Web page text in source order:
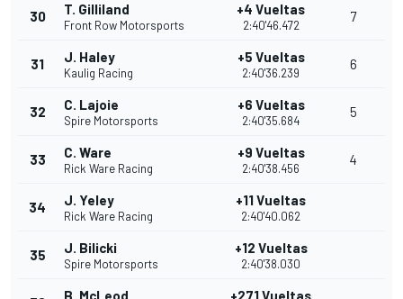
30 T. Gilliland
Front Row Motorsports
+4 Vueltas
2:40'46.472
7
31 J. Haley
Kaulig Racing
+5 Vueltas
2:40'36.239
6
32 C. Lajoie
Spire Motorsports
+6 Vueltas
2:40'35.684
5
33 C. Ware
Rick Ware Racing
+9 Vueltas
2:40'38.456
4
34 J. Yeley
Rick Ware Racing
+11 Vueltas
2:40'40.062
35 J. Bilicki
Spire Motorsports
+12 Vueltas
2:40'38.030
B. McLeod +271 Vueltas